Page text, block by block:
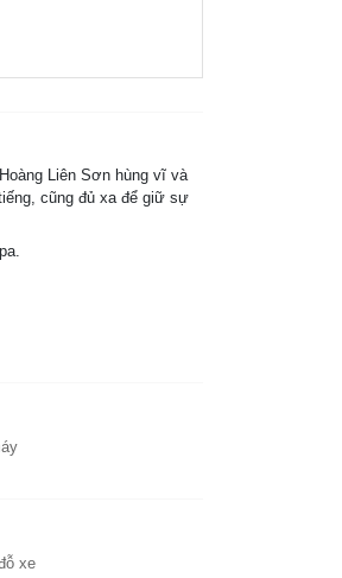
Liên Sơn hùng vĩ và
cũng đủ xa để giữ sự
xe